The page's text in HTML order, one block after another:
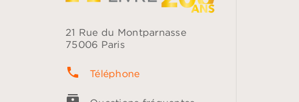
21 Rue du Montparnasse
75006 Paris
phone Téléphone